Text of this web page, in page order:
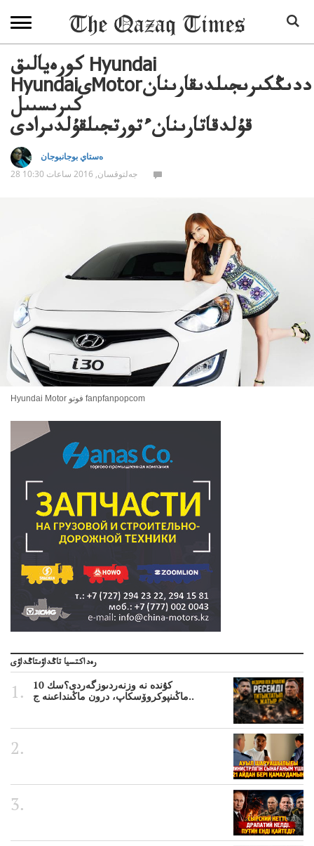
كورەيالىق Hyundai
HyundaiىMotorددىڭكىرىجىلدىقارىنان
كىرىسىىل
قۇلدقاتارىنانءتورتجىلقۇلدىرادى
ەستاي بوجانبوجان
28 جەلتوقسان, 2016 ساعات 10:30
Hyundai Motor فوتو fanpfanpopcom
رەداكتسيا تاڭداۋىتاڭداۋى
10 كۇندە نە وزنەردىوزگەردى؟سك
ماڭىنپوكروۆسكاپ، درون ماڭىنداعىنە ج..